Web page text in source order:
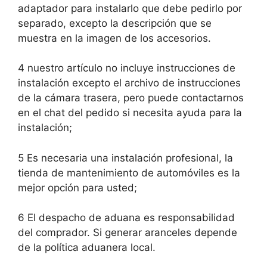
adaptador para instalarlo que debe pedirlo por
separado, excepto la descripción que se
muestra en la imagen de los accesorios.
4 nuestro artículo no incluye instrucciones de
instalación excepto el archivo de instrucciones
de la cámara trasera, pero puede contactarnos
en el chat del pedido si necesita ayuda para la
instalación;
5 Es necesaria una instalación profesional, la
tienda de mantenimiento de automóviles es la
mejor opción para usted;
6 El despacho de aduana es responsabilidad
del comprador. Si generar aranceles depende
de la política aduanera local.